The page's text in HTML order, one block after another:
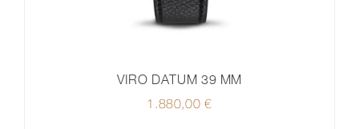
VIRO DATUM 39 MM
1.880,00€